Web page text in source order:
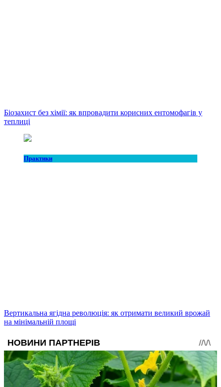
Біозахист без хімії: як впровадити корисних ентомофагів у
теплиці
Практики
Вертикальна ягідна революція: як отримати великий врожай
на мінімальній площі